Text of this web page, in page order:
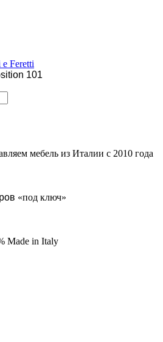
Feretti
101
мебель из Италии с 2010 года
«под ключ»
Made in Italy